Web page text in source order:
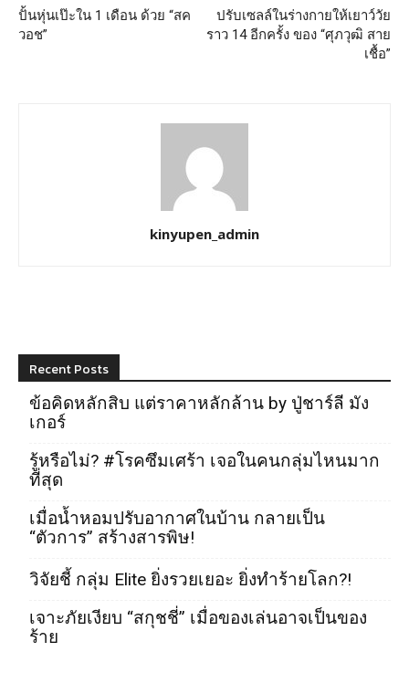
ปั้นหุ่นเป๊ะใน 1 เดือน ด้วย “สค
วอช”
ปรับเซลล์ในร่างกายให้เยาว์วัย
ราว 14 อีกครั้ง ของ “ศุภวุฒิ สาย
เชื้อ”
kinyupen_admin
Recent Posts
ข้อคิดหลักสิบ แต่ราคาหลักล้าน by ปู่ชาร์ลี มัง
เกอร์
รู้หรือไม่? #โรคซึมเศร้า เจอในคนกลุ่มไหนมาก
ที่สุด
เมื่อน้ำหอมปรับอากาศในบ้าน กลายเป็น
“ตัวการ” สร้างสารพิษ!
วิจัยชี้ กลุ่ม Elite ยิ่งรวยเยอะ ยิ่งทำร้ายโลก?!
เจาะภัยเงียบ “สกุชชี่” เมื่อของเล่นอาจเป็นของ
ร้าย